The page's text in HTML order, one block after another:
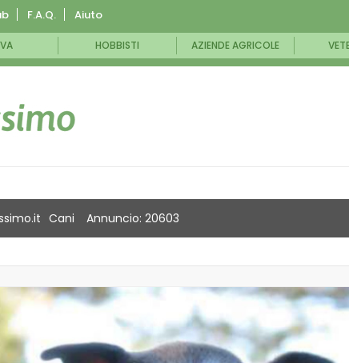
F.A.Q. Aiuto
HOBBISTI AZIENDE AGRICOLE
Cani Annuncio: 20603